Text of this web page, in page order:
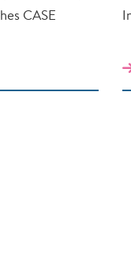
CASE